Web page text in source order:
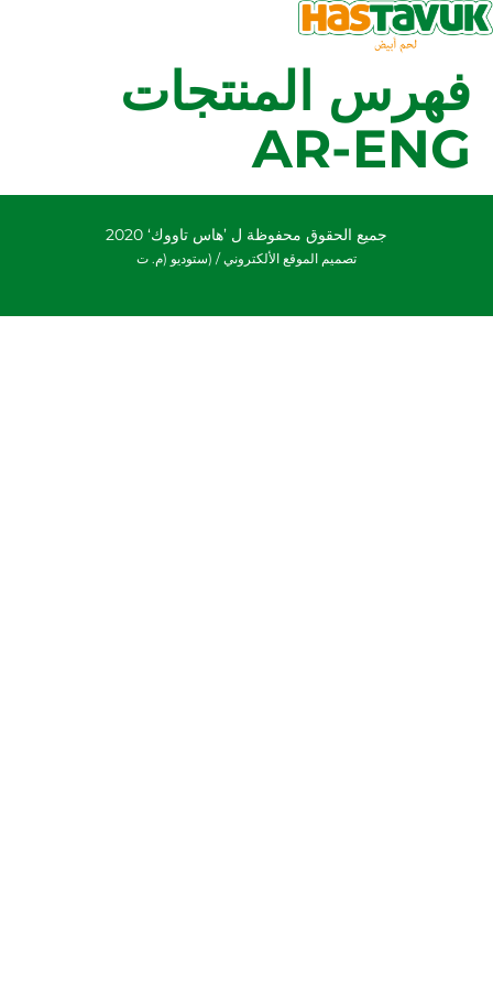
فهرس المنتجات
AR-ENG
جميع الحقوق محفوظة ل ’هاس تاووك‘ 2020
تصميم الموقع الألكتروني / (ستوديو (م. ت